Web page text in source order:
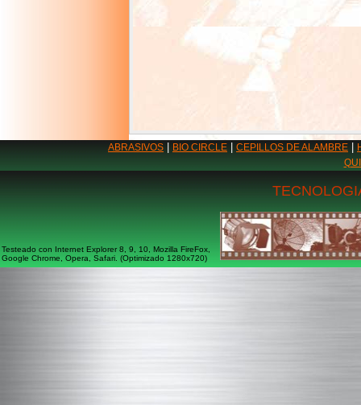
ABRASIVOS BIO CIRCLE CEPILLOS DE ALAMBRE
Testeado con Internet Explorer 8, 9, 10, Mozilla FireFox,
Google Chrome, Opera, Safari. (Optimizado 1280x720)